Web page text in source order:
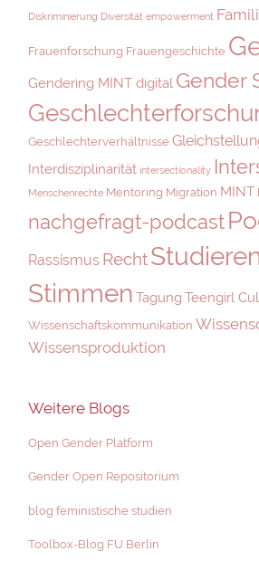
Diskriminierung Diversität empowerment
Frauenforschung Frauengeschichte
Gendering MINT digital Gender
Geschlechterverhältnisse
Interdisziplinarität intersectionality
Menschenrechte Mentoring Migration MINT
nachgefragt-podcast
Rassismus Recht
Stimmen Tagung Teengirl
Wissenschaftskommunikation
Wissensproduktion
Weitere Blogs
Open Gender Platform
Gender Open Repositorium
blog feministische studien
Toolbox-Blog FU Berlin